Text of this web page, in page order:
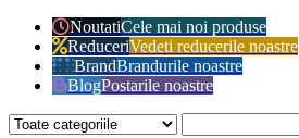
NoutatiCele mai noi produse
ReduceriVedeti reducerile noastre
BrandBrandurile noastre
BlogPostarile noastre